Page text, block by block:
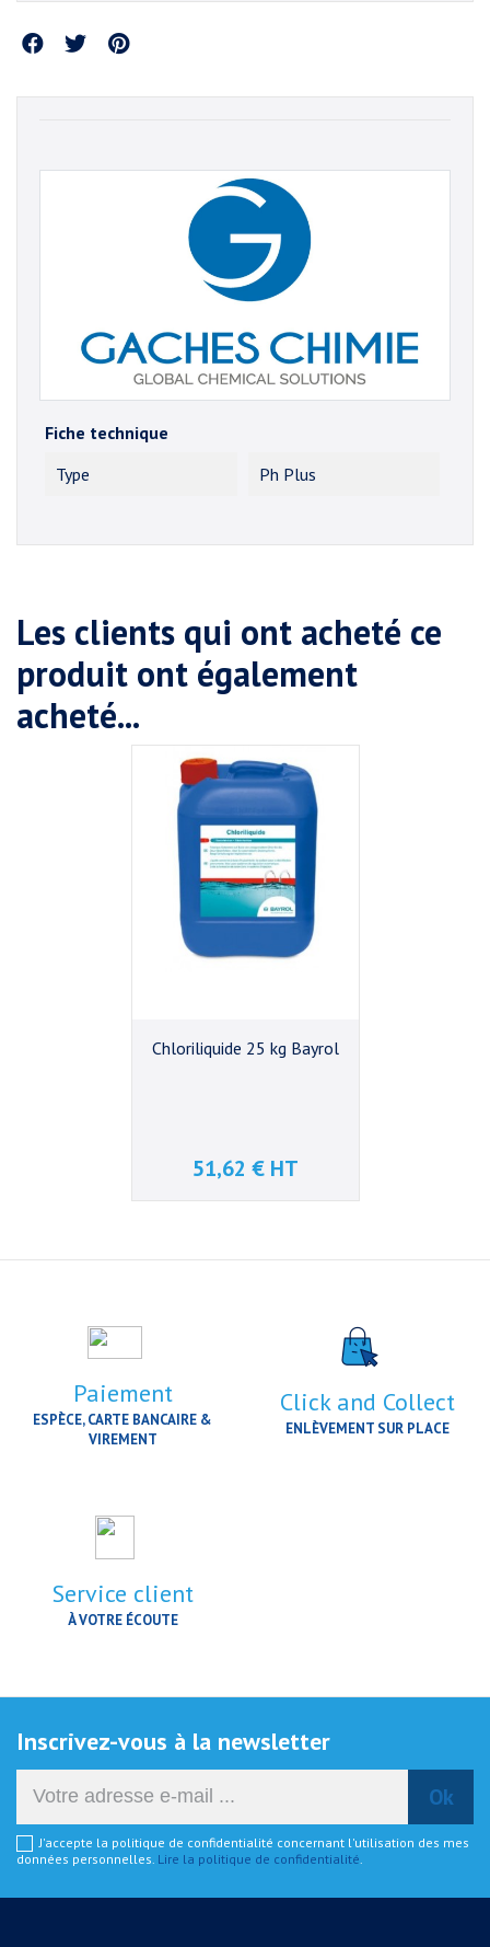
Partager
Fiche technique
Type
Ph Plus
Les clients qui ont acheté ce
produit ont également
acheté...
Chloriliquide 25 kg Bayrol
Prix
51,62 € HT
Paiement
ESPÈCE, CARTE BANCAIRE &
VIREMENT
Click and Collect
ENLÈVEMENT SUR PLACE
Service client
À VOTRE ÉCOUTE
Inscrivez-vous à la newsletter
J'accepte la politique de confidentialité concernant l'utilisation des mes
données personnelles. Lire la politique de confidentialité.